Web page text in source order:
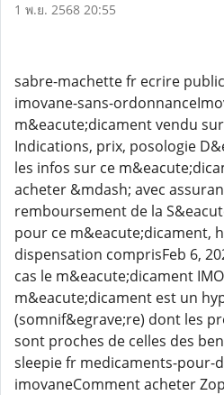
1 พ.ย. 2568 20:55
sabre-machette fr ecrire
imovane-sans-
m&eacute;dicament vendu
Indications, prix, posologie
les infos sur ce
acheter &mdash; avec
remboursement de la
pour ce m&eacute;dicament,
dispensation comprisFeb 6,
cas le m&eacute;dicament
m&eacute;dicament est un
(somnif&egrave;re) dont les
sont proches de celles des
sleepie fr medicaments-pour-
imovaneComment acheter